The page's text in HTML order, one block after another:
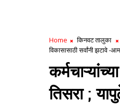
Home किनवट तालुका
विकासासाठी सर्वांनी झटावे -
तिसरा ;